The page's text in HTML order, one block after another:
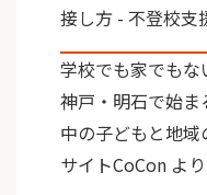
接し方 - 不登校支
学校でも家でもな
神戸・明石で始
中の子どもと地
サイトCoCon より